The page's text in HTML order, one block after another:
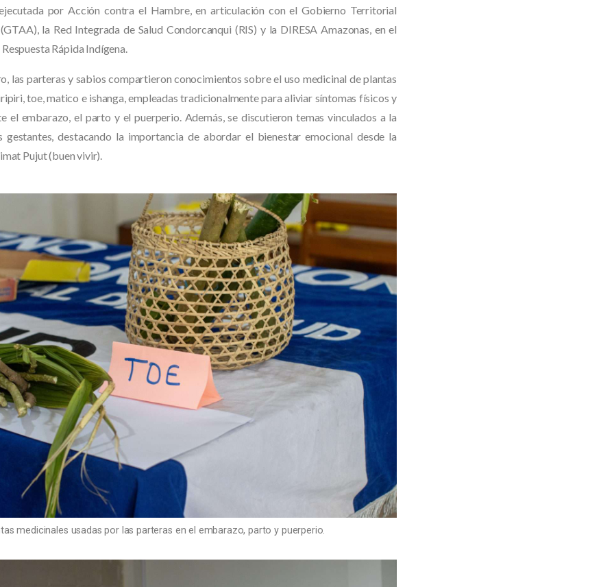
por Acción contra el Hambre, en articulación con el Gobierno Territorial
la Red Integrada de Salud Condorcanqui (RIS) y la DIRESA Amazonas, en el
Rápida Indígena.
las parteras y sabios compartieron conocimientos sobre el uso medicinal de plantas
toe, matico e ishanga, empleadas tradicionalmente para aliviar síntomas físicos y
el embarazo, el parto y el puerperio. Además, se discutieron temas vinculados a la
gestantes, destacando la importancia de abordar el bienestar emocional desde la
Pujut (buen vivir).
medicinales usadas por las parteras en el embarazo, parto y puerperio.